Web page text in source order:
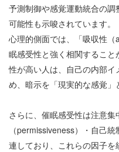
予測制御や感覚運動統合の
可能性も示唆されています。
心理的側面では、「吸収性（
眠感受性と強く相関するこ
性が高い人は、自己の内部
め、暗示を「現実的な感覚」
さらに、催眠感受性は注意
（permissiveness）・自己
連しており、これらの因子